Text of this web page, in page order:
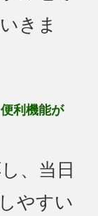
きま
利機能が
、当日
やすい